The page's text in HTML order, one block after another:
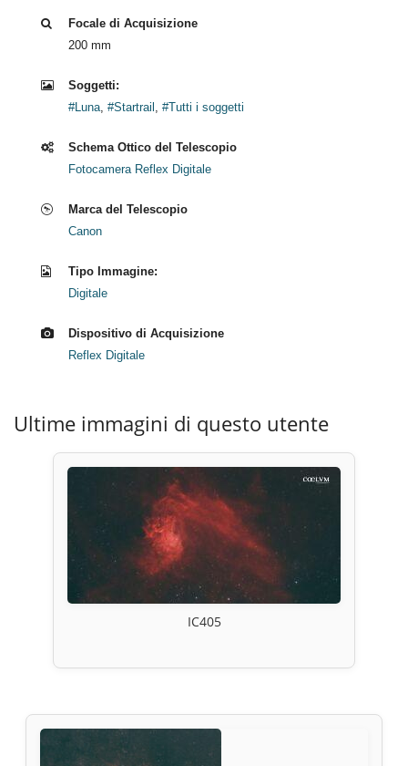
Focale di Acquisizione
200 mm
Soggetti:
#Luna #Startrail #Tutti i soggetti
Schema Ottico del Telescopio
Fotocamera Reflex Digitale
Marca del Telescopio
Canon
Tipo Immagine:
Digitale
Dispositivo di Acquisizione
Reflex Digitale
Ultime immagini di questo utente
IC405